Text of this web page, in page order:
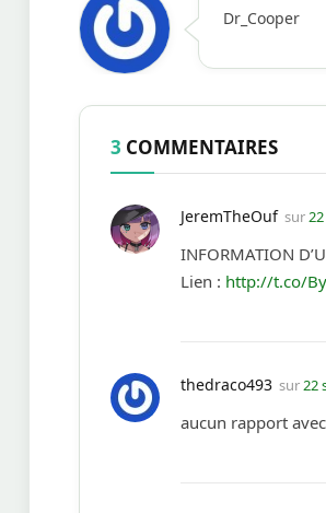
Dr_Cooper
3 COMMENTAIRES
JeremTheOuf sur
INFORMATION
Lien : http://t.co/
thedraco493 sur22
aucun rapport